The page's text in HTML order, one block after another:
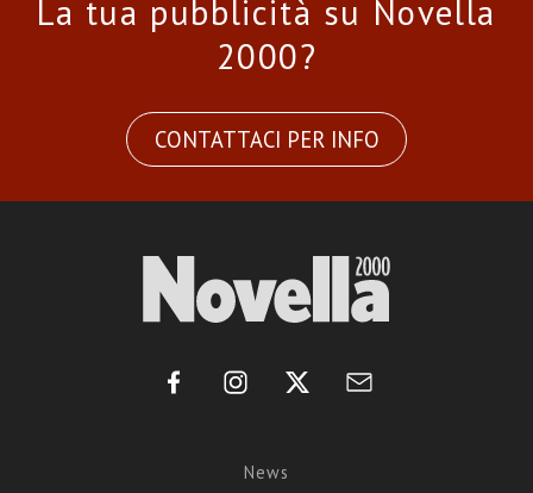
La tua pubblicità su Novella
2000?
CONTATTACI PER INFO
News